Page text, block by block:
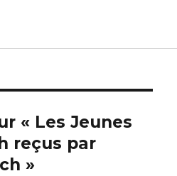
« Les Jeunes
reçus par
»